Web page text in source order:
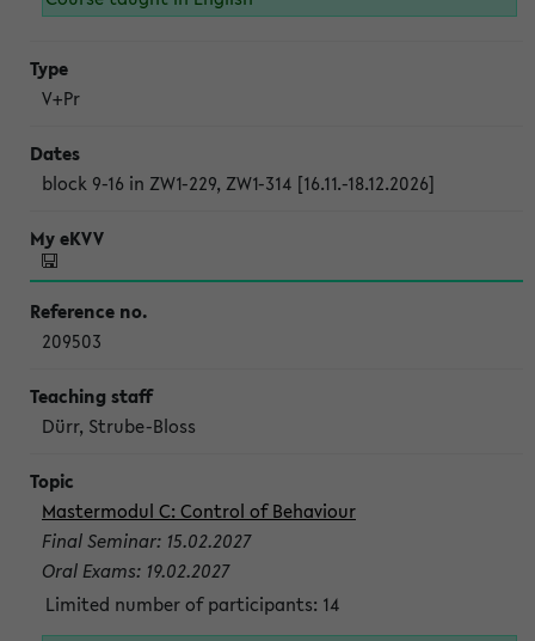
V+Pr
block 9-16 in ZW1-229, ZW1-314 [16.11.-18.12.2026]
209503
Dürr, Strube-Bloss
Mastermodul C: Control of Behaviour
Final Seminar: 15.02.2027
Oral Exams: 19.02.2027
Limited number of participants: 14